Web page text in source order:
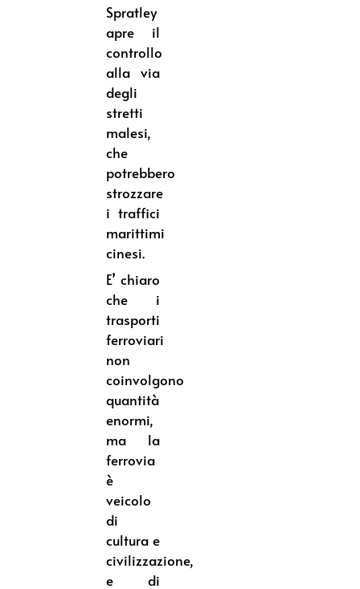
Spratley
apre il
controllo
alla via
degli
stretti
malesi,
che
potrebbero
strozzare
i traffici
marittimi
cinesi.
E’ chiaro
che i
trasporti
ferroviari
non
coinvolgono
quantità
enormi,
ma la
ferrovia
è
veicolo
di
cultura e
civilizzazione,
e di